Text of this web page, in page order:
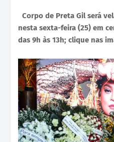
Corpo de Preta Gil será
nesta sexta-feira (25) em
das 9h às 13h; clique nas